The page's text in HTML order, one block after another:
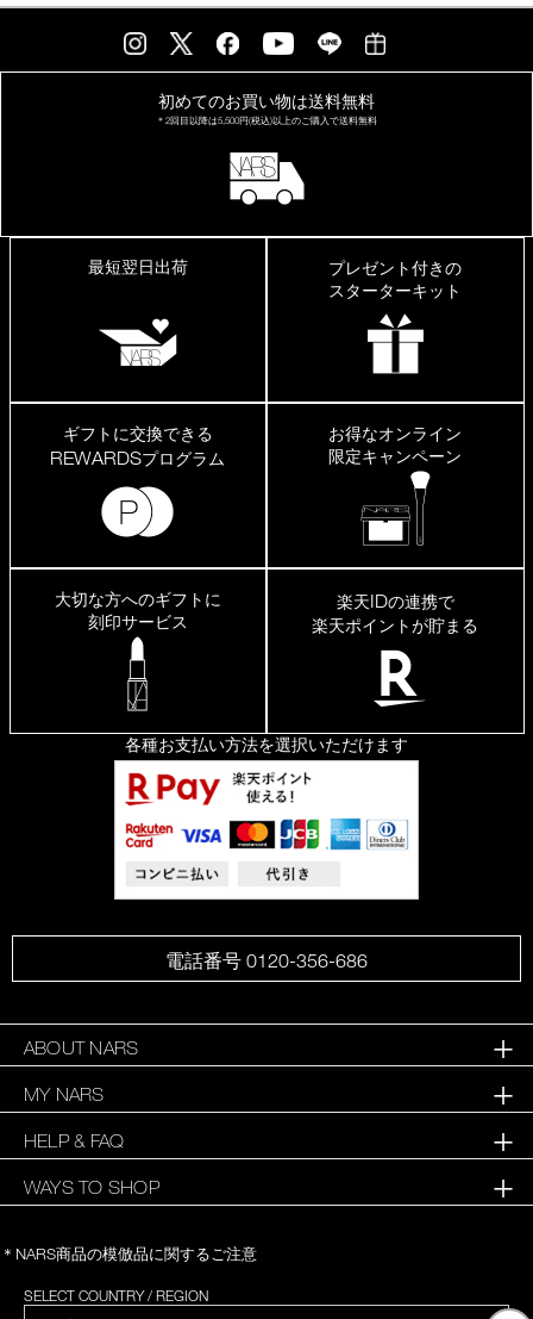
ェ
初めてのお買い物は送料無料
＊2回目以降は5,500円(税込)以上のご購入で送料無料
最短翌日出荷
プレゼント付きの
スターターキット
ギフトに交換できる
REWARDSプログラム
お得なオンライン
限定キャンペーン
大切な方へのギフトに
刻印サービス
楽天IDの連携で
楽天ポイントが貯まる
各種お支払い方法を選択いただけます
電話番号 0120-356-686
ABOUT NARS
MY NARS
HELP & FAQ
WAYS TO SHOP
＊NARS商品の模倣品に関するご注意
SELECT COUNTRY / REGION